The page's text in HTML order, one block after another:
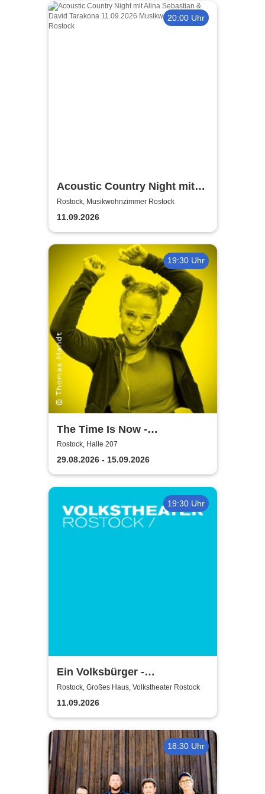
20:00 Uhr
Acoustic Country Night mit
Alina Sebastian & David
Tarakona | Musikwohnzimmer
Rostock
Rostock, Musikwohnzimmer Rostock
11.09.2026
19:30 Uhr
The Time Is Now -
Volkstheater Rostock
Rostock, Halle 207
29.08.2026 - 15.09.2026
19:30 Uhr
Ein Volksbürger -
Volkstheater Rostock
Rostock, Großes Haus, Volkstheater Rostock
11.09.2026
18:30 Uhr